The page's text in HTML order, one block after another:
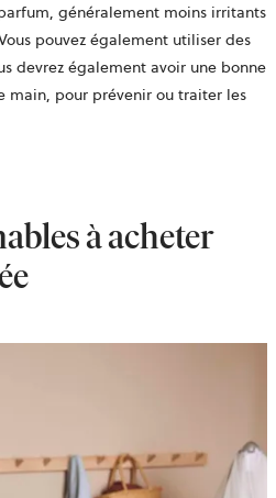
généralement moins irritants
pouvez également utiliser des
devrez également avoir une bonne
main, pour prévenir ou traiter les
à acheter